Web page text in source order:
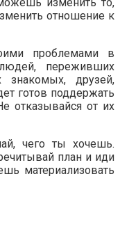
отношение к
проблемами в
переживших
знакомых, друзей,
готов поддержать
отказывайся от их
чего ты хочешь.
план и иди
материализовать